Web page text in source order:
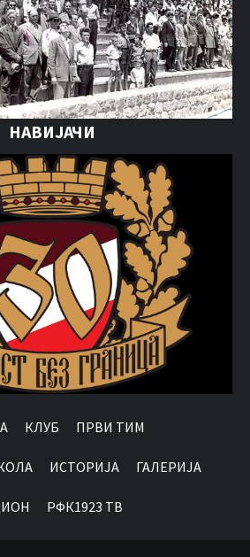
НАВИЈАЧИ
КЛУБ ПРВИ ТИМ
ИСТОРИЈА ГАЛЕРИЈА
РФК1923 ТВ